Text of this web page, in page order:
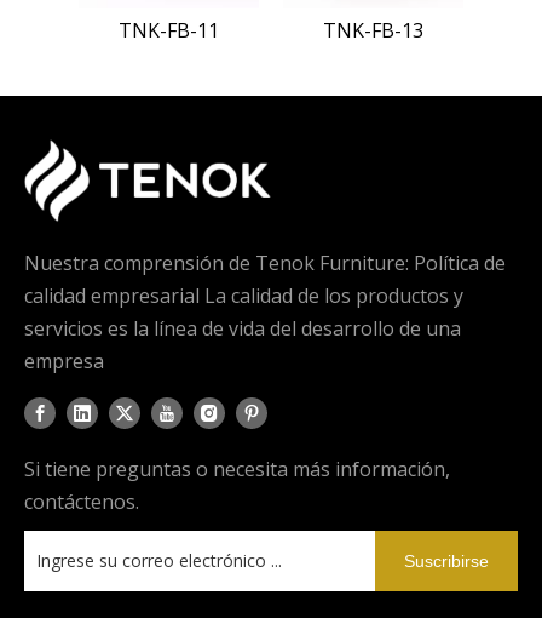
TNK-FB-11 TNK-FB-13
Nuestra comprensión de Tenok Furniture: Política de
calidad empresarial La calidad de los productos y
servicios es la línea de vida del desarrollo de una
empresa
Si tiene preguntas o necesita más información,
contáctenos.
Suscribirse